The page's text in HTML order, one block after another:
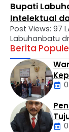
Bupati
Intelektual
Post Views: 97
Labuhanbatu
panjang
berusia 28
ULB
ilmu,
melahirkan
berkarakter.
Berita
Daerah